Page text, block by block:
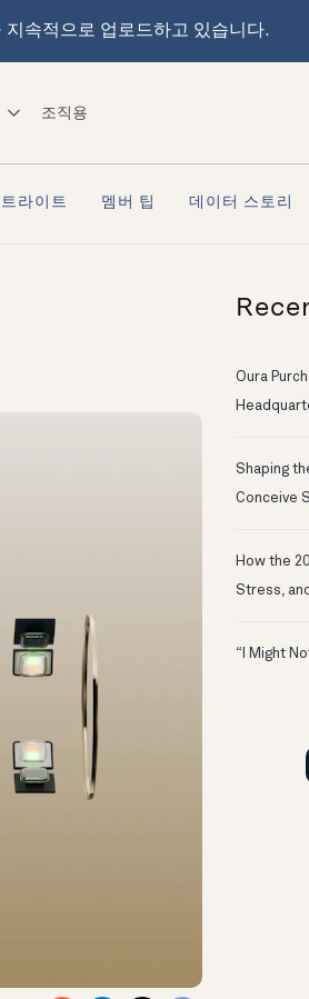
속적으로 업로드하고 있습니다.
조직용
라이트 멤버 팁 데이터 스토리
Oura
Shaping
Conceive
How the
Stress,
“I Might